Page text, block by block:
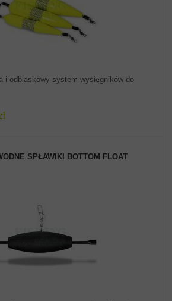
i odblaskowy system wysięgników do
SPŁAWIKI BOTTOM FLOAT
ZOBACZ PRODUKT